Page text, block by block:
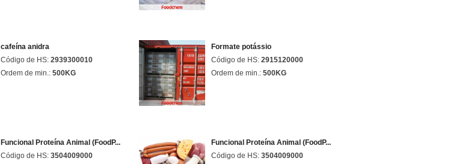
cafeína anidra
Código de HS: 2939300010
Ordem de min.: 500KG
Formate potássio
Código de HS: 2915120000
Ordem de min.: 500KG
Funcional Proteína Animal (FoodP...
Código de HS: 3504009000
Funcional Proteína Animal (FoodP...
Código de HS: 3504009000